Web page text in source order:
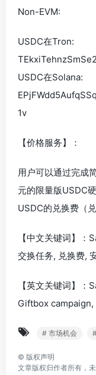
Non-EVM:
USDC在Tron:
USDC在Solana:
1v
【价格服务】：
用户可以通过完成
元的限量版USDC
USDC的兑换费（
【中文关键词】
交换任务, 兑换费,
【英文关键词】
Giftbox
# 市场机会
© 版权声明
文章版权归作者所有，未